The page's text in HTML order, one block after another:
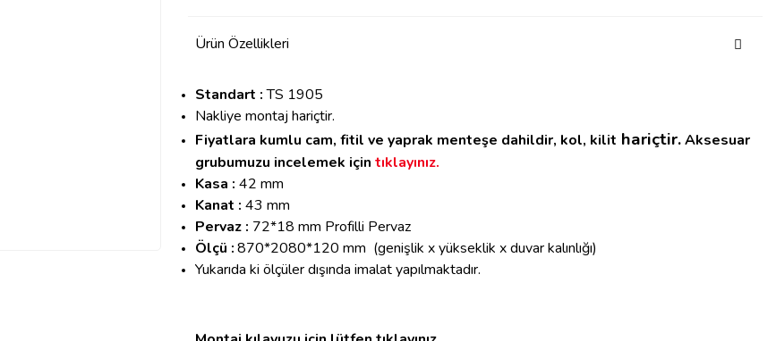
Ürün Özellikleri
Standart :TS 1905
Nakliye montaj hariçtir.
Fiyatlara kumlu cam, fitil ve yaprak menteşe dahildir, kol, kilit hariçtir.Aksesuar
grubumuzu incelemek için tıklayınız.
Kasa : 42 mm
Kanat : 43 mm
Pervaz : 72*18 mm Profilli Pervaz
Ölçü :870*2080*120 mm (genişlik x yükseklik x duvar kalınlığı)
Yukarıda ki ölçüler dışında imalat yapılmaktadır.